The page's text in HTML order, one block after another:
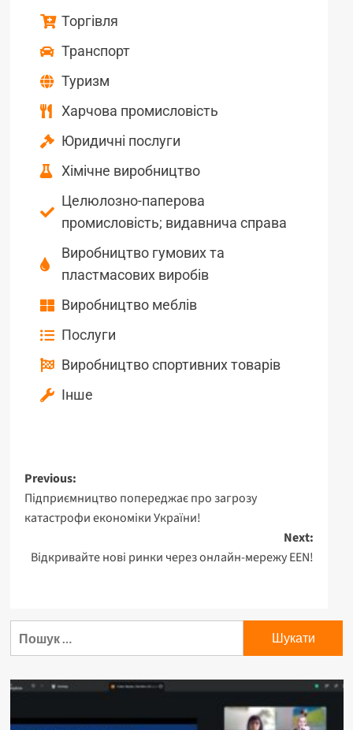
Торгівля
Транспорт
Туризм
Харчова промисловість
Юридичні послуги
Хімічне виробництво
Целюлозно-паперова
промисловість; видавнича справа
Виробництво гумових та
пластмасових виробів
Виробництво меблів
Послуги
Виробництво спортивних товарів
Інше
Previous:
Підприємництво попереджає про загрозу
катастрофи економіки України!
Next:
Відкривайте нові ринки через онлайн-мережу EEN!